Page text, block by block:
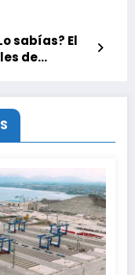
sabías? El
de